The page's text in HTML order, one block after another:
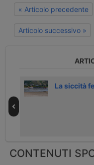
« Articolo precedente
Articolo successivo »
La siccità
CONTENUTI